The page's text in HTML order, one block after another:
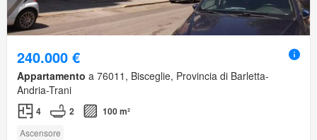
240.000 €
Appartamento a 76011, Bisceglie, Provincia di Barletta-
Andria-Trani
4 2 100 m²
Ascensore